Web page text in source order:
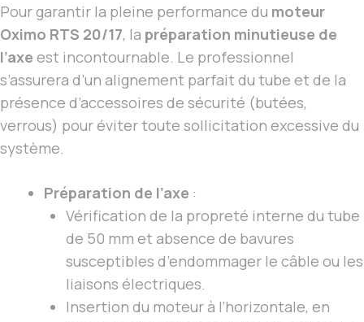
Pour garantir la pleine performance du moteur
Oximo RTS 20/17, la préparation minutieuse de
l’axe est incontournable. Le professionnel
s’assurera d’un alignement parfait du tube et de la
présence d’accessoires de sécurité (butées,
verrous) pour éviter toute sollicitation excessive du
système.
Préparation de l’axe :
Vérification de la propreté interne du tube
de 50 mm et absence de bavures
susceptibles d’endommager le câble ou les
liaisons électriques.
Insertion du moteur à l’horizontale, en